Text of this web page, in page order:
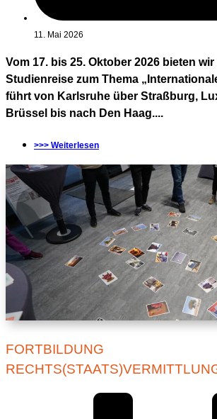
11. Mai 2026
Vom 17. bis 25. Oktober 2026 bieten
Studienreise zum Thema
führt von Karlsruhe über Straßburg,
Brüssel bis nach Den Haag....
>>> Weiterlesen
FORTBILDUNG